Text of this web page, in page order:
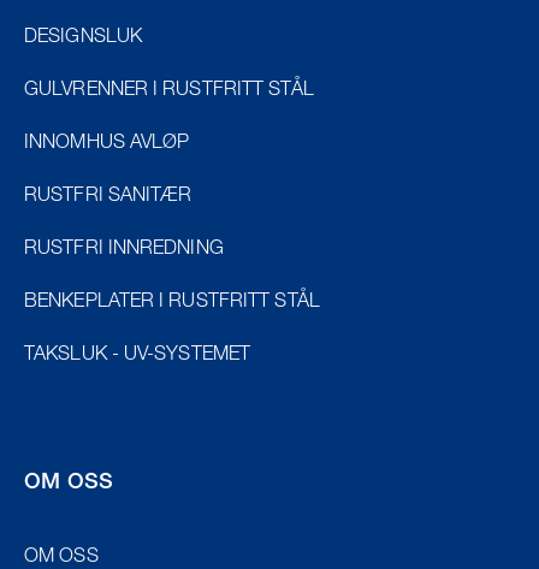
DESIGNSLUK
GULVRENNER I RUSTFRITT STÅL
INNOMHUS AVLØP
RUSTFRI SANITÆR
RUSTFRI INNREDNING
BENKEPLATER I RUSTFRITT STÅL
TAKSLUK - UV-SYSTEMET
OM OSS
OM OSS